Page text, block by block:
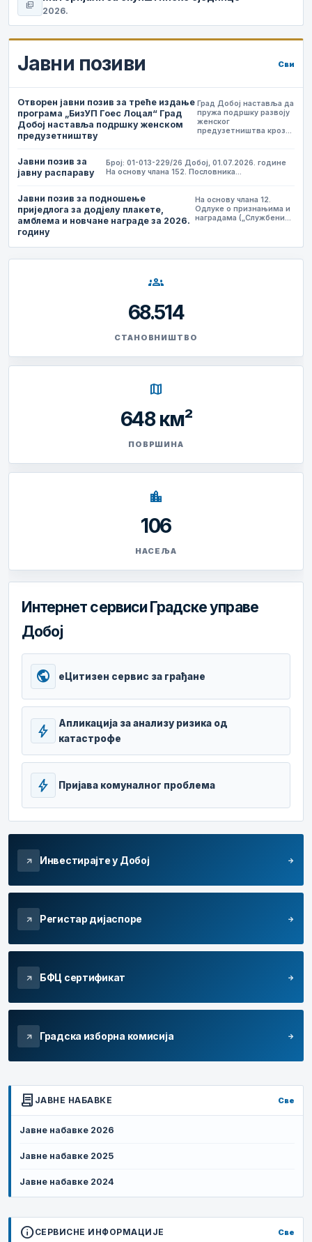
picture_as_pdf
2026.
Јавни позиви Сви
Отворен јавни позив за треће издање
програма „БизУП Гоес Лоцал“ Град
Добој наставља подршку женском
предузетништву
Град Добој наставља да
пружа подршку развоју
женског
предузетништва кроз…
Јавни позив за
јавну распараву
Број: 01-013-229/26 Добој, 01.07.2026. године
На основу члана 152. Пословника…
Јавни позив за подношење
приједлога за додјелу плакете,
амблема и новчане награде за 2026.
годину
На основу члана 12.
Одлуке о признањима и
наградама („Службени…
groups
68.514
СТАНОВНИШТВО
map
648 км²
ПОВРШИНА
location_city
106
НАСЕЉА
Интернет сервиси Градске управе
Добој
public еЦитизен сервис за грађане
bolt
Апликација за анализу ризика од
катастрофе
bolt Пријава комуналног проблема
arrow_outward Инвестирајте у Добој arrow_forward
arrow_outward Регистар дијаспоре arrow_forward
arrow_outward БФЦ сертификат arrow_forward
arrow_outward Градска изборна комисија arrow_forward
contract ЈАВНЕ НАБАВКЕ Све
Јавне набавке 2026
Јавне набавке 2025
Јавне набавке 2024
infoСЕРВИСНЕ ИНФОРМАЦИЈЕ Све